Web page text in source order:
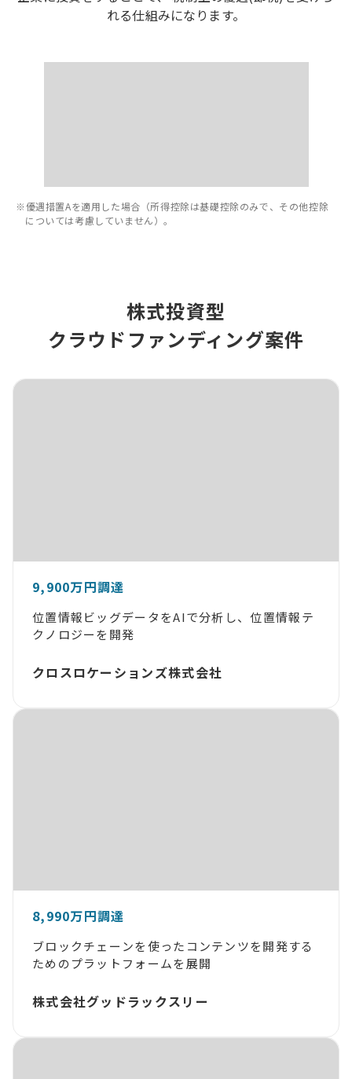
れる仕組みになります。
※優遇措置Aを適用した場合（所得控除は基礎控除のみで、その他控除
については考慮していません）。
株式投資型
クラウドファンディング案件
9,900万円調達
位置情報ビッグデータをAIで分析し、位置情報テ
クノロジーを開発
クロスロケーションズ株式会社
8,990万円調達
ブロックチェーンを使ったコンテンツを開発する
ためのプラットフォームを展開
株式会社グッドラックスリー